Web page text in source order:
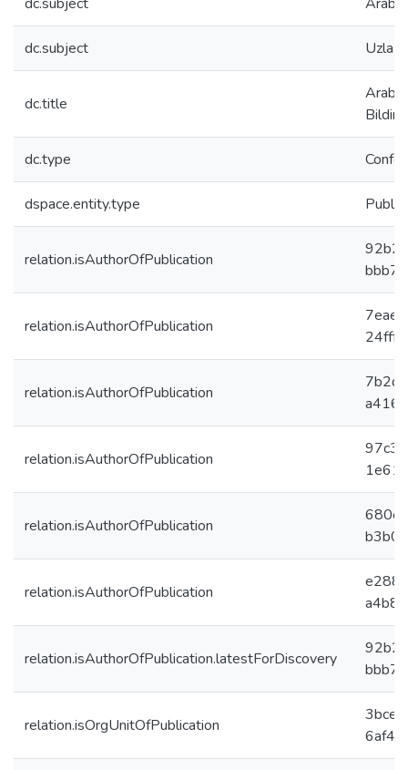
dc.subject
dc.title
Bildiri
dc.type
dspace.entity.type
relation.isAuthorOfPublication
relation.isAuthorOfPublication
relation.isAuthorOfPublication
relation.isAuthorOfPublication
relation.isAuthorOfPublication
relation.isAuthorOfPublication
relation.isAuthorOfPublication.latestForDiscovery
relation.isOrgUnitOfPublication